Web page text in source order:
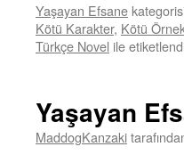
Yaşayan Efsane
Kötü Karakter, Kötü
Türkçe Novel ile
Yaşayan
MaddogKanzaki